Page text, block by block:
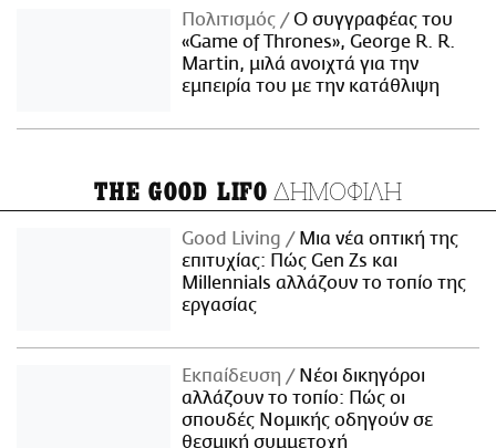
Πολιτισμός
Ο συγγραφέας του
«Game of Thrones», George R. R.
Martin, μιλά ανοιχτά για την
εμπειρία του με την κατάθλιψη
THE GOOD LIFO ΔΗΜΟΦΙΛΗ
Good Living
Μια νέα οπτική της
επιτυχίας: Πώς Gen Zs και
Millennials αλλάζουν το τοπίο της
εργασίας
Εκπαίδευση
Νέοι δικηγόροι
αλλάζουν το τοπίο: Πώς οι
σπουδές Νομικής οδηγούν σε
θεσμική συμμετοχή